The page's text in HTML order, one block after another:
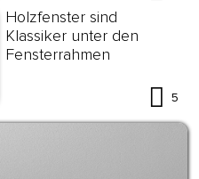
Holzfenster sind
Klassiker unter den
Fensterrahmen
5